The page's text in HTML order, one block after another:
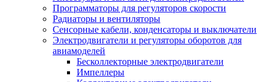
Программаторы для регуляторов скорости
Радиаторы и вентиляторы
Сенсорные кабели, конденсаторы и выключатели
Электродвигатели и регуляторы оборотов для
авиамоделей
Бесколлекторные электродвигатели
Импеллеры